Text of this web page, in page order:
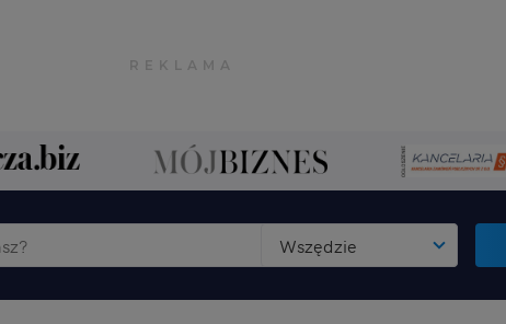
Wszędzie